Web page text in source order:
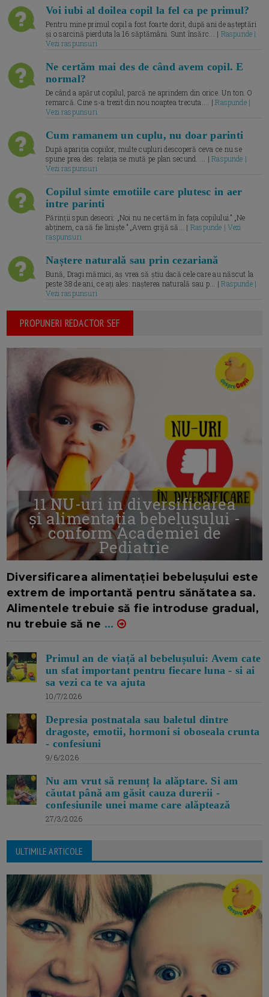
Voi iubi al doilea copil la fel ca pe primul?
Pentru mine primul copil a fost foarte dorit, după ani de așteptări
și o sarcină pierduta la 16 săptămâni. Sunt însărc... | Raspunde |
Vezi raspunsuri
Ne certăm mai des de când avem copil. E
normal?
De când a apărut copilul, parcă ne aprindem din orice. Un ton. O
remarcă. Cine s-a trezit din nou noaptea trecuta.... |Raspunde |
Vezi raspunsuri
Cum ramanem un cuplu, nu doar parinti
După apariția copiilor, multe cupluri descoperă ceva ce nu se
spune prea des: relația se mută pe plan secund. ... |Raspunde |
Vezi raspunsuri
Copilul simte emotiile care plutesc in aer
intre parinti
Părinții spun deseori: „Noi nu ne certăm în fața copilului.” „Ne
abținem, ca să fie liniște.” „Avem grijă să... | Raspunde | Vezi
raspunsuri
Naștere naturală sau prin cezariană
Bună, Dragi mămici, aș vrea să știu dacă cele care au născut la
peste 38 de ani, ce ați ales: nașterea naturală sau p... |Raspunde |
Vezi raspunsuri
PROPUNERI REDACTOR SEF
11 NU-uri in diversificarea
și alimentația bebelușului -
conform Academiei de
Pediatrie
Diversificarea alimentației bebelușului este
extrem de importantă pentru sănătatea sa.
Alimentele trebuie să fie introduse gradual,
nu trebuie să ne ...
Primul an de viață al bebelușului: Avem cate
un sfat important pentru fiecare luna - si ai
sa vezi ca te va ajuta
10/7/2026
Depresia postnatala sau baletul dintre
dragoste, emotii, hormoni si oboseala crunta
- confesiuni
9/6/2026
Nu am vrut să renunț la alăptare. Si am
căutat până am găsit cauza durerii -
confesiunile unei mame care alăptează
27/3/2026
ULTIMILE ARTICOLE